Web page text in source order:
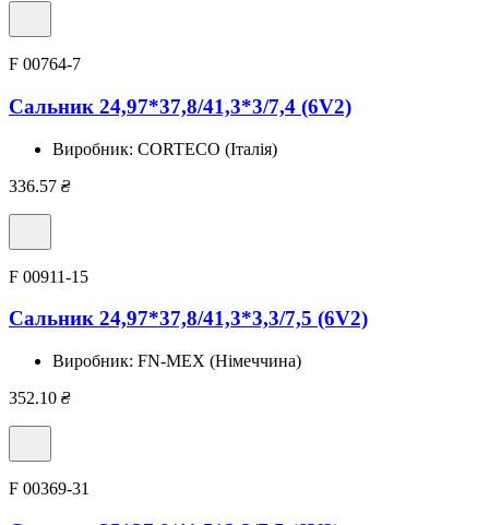
F 00764-7
Сальник 24,97*37,8/41,3*3/7,4 (6V2)
Виробник: CORTECO (Італія)
336.57 ₴
F 00911-15
Сальник 24,97*37,8/41,3*3,3/7,5 (6V2)
Виробник: FN-MEX (Німеччина)
352.10 ₴
F 00369-31